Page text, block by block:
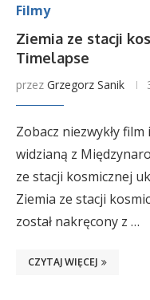
Filmy
Ziemia ze stacji
Timelapse
przez Grzegorz Sanik
Zobacz niezwykły
widzianą z
ze stacji kosmicznej
Ziemia ze stacji
został nakręcony z …
CZYTAJ WIĘCEJ